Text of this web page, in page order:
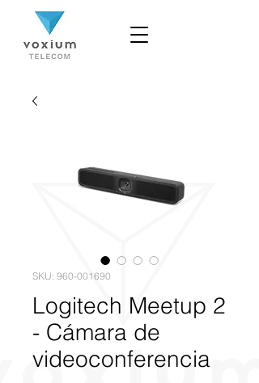
SKU: 960-001690
Logitech Meetup 2
- Cámara de
videoconferencia